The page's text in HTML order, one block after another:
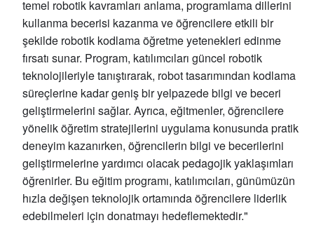
temel robotik kavramları anlama, programlama dillerini
kullanma becerisi kazanma ve öğrencilere etkili bir
şekilde robotik kodlama öğretme yetenekleri edinme
fırsatı sunar. Program, katılımcıları güncel robotik
teknolojileriyle tanıştırarak, robot tasarımından kodlama
süreçlerine kadar geniş bir yelpazede bilgi ve beceri
geliştirmelerini sağlar. Ayrıca, eğitmenler, öğrencilere
yönelik öğretim stratejilerini uygulama konusunda pratik
deneyim kazanırken, öğrencilerin bilgi ve becerilerini
geliştirmelerine yardımcı olacak pedagojik yaklaşımları
öğrenirler. Bu eğitim programı, katılımcıları, günümüzün
hızla değişen teknolojik ortamında öğrencilere liderlik
edebilmeleri için donatmayı hedeflemektedir."